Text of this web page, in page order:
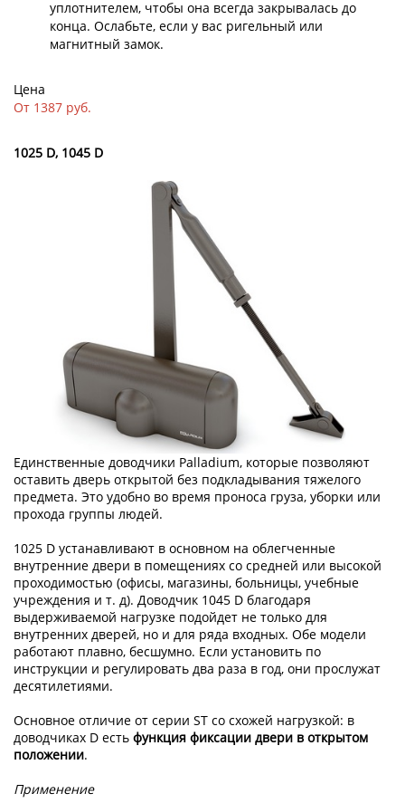
уплотнителем, чтобы она всегда закрывалась до
конца. Ослабьте, если у вас ригельный или
магнитный замок.
Цена
От 1387 руб.
1025 D, 1045 D
Единственные доводчики Palladium, которые позволяют
оставить дверь открытой без подкладывания тяжелого
предмета. Это удобно во время проноса груза, уборки или
прохода группы людей.
1025 D устанавливают в основном на облегченные
внутренние двери в помещениях со средней или высокой
проходимостью (офисы, магазины, больницы, учебные
учреждения и т. д). Доводчик 1045 D благодаря
выдерживаемой нагрузке подойдет не только для
внутренних дверей, но и для ряда входных. Обе модели
работают плавно, бесшумно. Если установить по
инструкции и регулировать два раза в год, они прослужат
десятилетиями.
Основное отличие от серии ST со схожей нагрузкой: в
доводчиках D есть функция фиксации двери в открытом
положении.
Применение